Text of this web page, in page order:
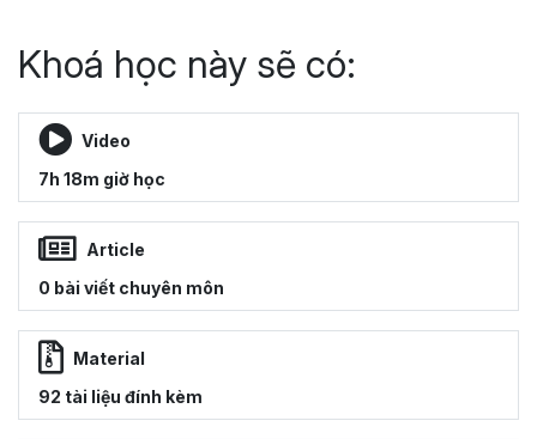
Khoá học này sẽ có:
Video
7h 18m giờ học
Article
0 bài viết chuyên môn
Material
92 tài liệu đính kèm